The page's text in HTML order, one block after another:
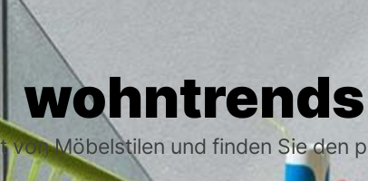
wohntrends
von Möbelstilen und finden Sie den